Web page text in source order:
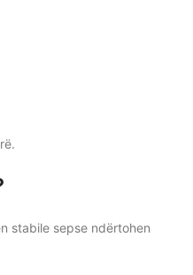
stabile sepse ndërtohen